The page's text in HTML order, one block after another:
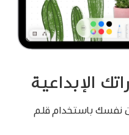
الإبداعية
نفسك باستخدام قلم